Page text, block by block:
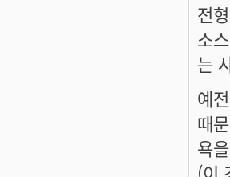
전
소
는
예
때
욕